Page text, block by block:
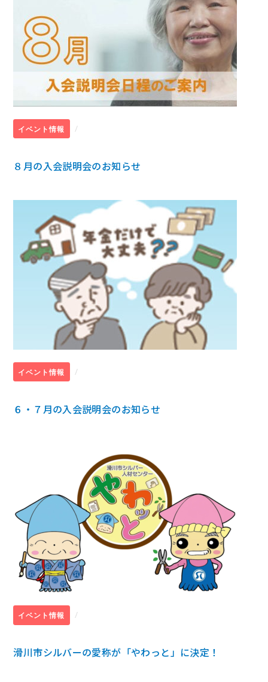
イベント情報 /
８月の入会説明会のお知らせ
イベント情報 /
６・７月の入会説明会のお知らせ
イベント情報 /
滑川市シルバーの愛称が「やわっと」に決定！